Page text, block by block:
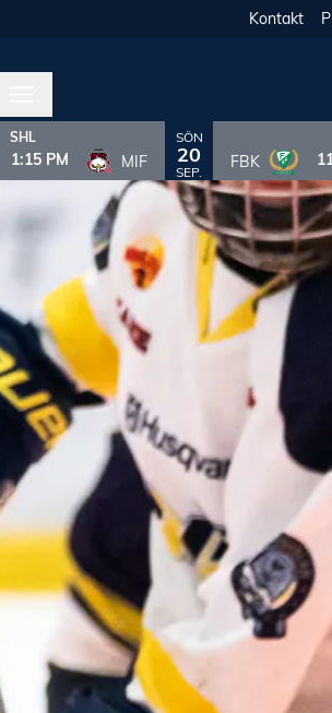
Kontakt
SHL
1:15 PM MIF
SÖN
20
SEP.
FBK